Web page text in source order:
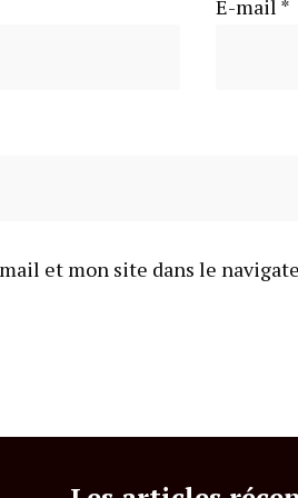
E-mail *
et mon site dans le